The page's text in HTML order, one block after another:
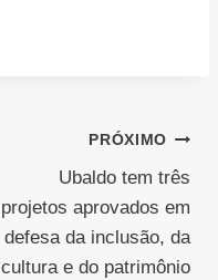
PRÓXIMO
Ubaldo tem três
projetos aprovados em
defesa da inclusão, da
cultura e do patrimônio